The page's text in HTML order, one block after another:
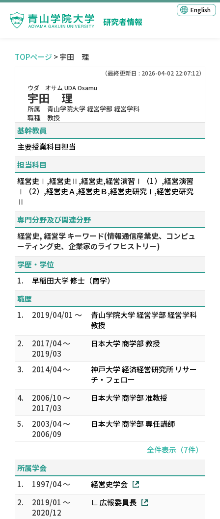
研究者情報
English
TOPページ > 宇田 理
（最終更新日 : 2026-04-02 22:07:12）
ウダ オサム UDA Osamu
宇田 理
所属
青山学院大学 経営学部 経営学科
職種
教授
基幹教員
主要授業科目担当
担当科目
経営史Ⅰ,経営史Ⅱ,経営史,経営演習Ⅰ（1）,経営演習
Ⅰ（2）,経営史Ａ,経営史Ｂ,経営史研究Ⅰ,経営史研究
Ⅱ
専門分野及び関連分野
経営史, 経営学 キーワード(情報通信産業史、コンピュ
ーティング史、企業家のライフヒストリー)
学歴・学位
1.
早稲田大学 修士（商学）
職歴
1.
2019/04/01 ～
青山学院大学 経営学部 経営学科
教授
2.
2017/04 ～
2019/03
日本大学 商学部 教授
3. 2014/04 ～
神戸大学 経済経営研究所 リサー
チ・フェロー
4.
2006/10 ～
2017/03
日本大学 商学部 准教授
5.
2003/04 ～
2006/09
日本大学 商学部 専任講師
全件表示（7件）
所属学会
1.
1997/04 ～
経営史学会
2.
2019/01 ～
2020/12
∟ 広報委員長